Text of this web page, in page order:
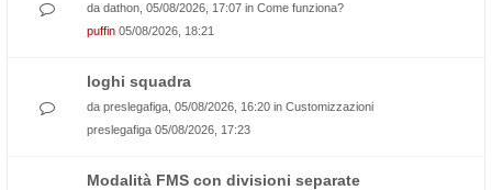
da dathon , 05/08/2026, 17:07 in Come funziona?
puffin 05/08/2026, 18:21
loghi squadra
da preslegafiga , 05/08/2026, 16:20 in Customizzazioni
preslegafiga 05/08/2026, 17:23
Modalità FMS con divisioni separate